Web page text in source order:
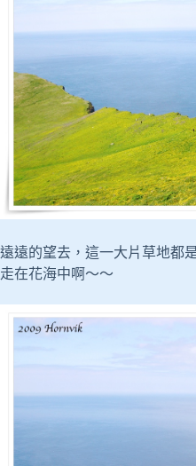
遠遠的望去，這一大片草地都
走在花海中啊～～